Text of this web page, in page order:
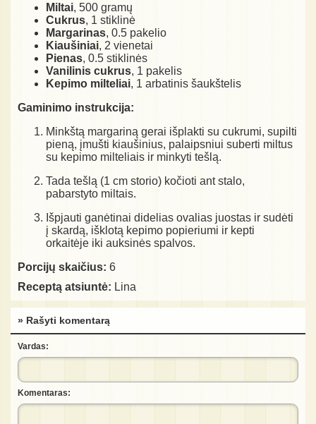
Miltai, 500 gramų
Cukrus, 1 stiklinė
Margarinas, 0.5 pakelio
Kiaušiniai, 2 vienetai
Pienas, 0.5 stiklinės
Vanilinis cukrus, 1 pakelis
Kepimo milteliai, 1 arbatinis šaukštelis
Gaminimo instrukcija:
Minkštą margariną gerai išplakti su cukrumi, supilti
pieną, įmušti kiaušinius, palaipsniui suberti miltus
su kepimo milteliais ir minkyti tešlą.
Tada tešlą (1 cm storio) kočioti ant stalo,
pabarstyto miltais.
Išpjauti ganėtinai didelias ovalias juostas ir sudėti
į skardą, išklotą kepimo popieriumi ir kepti
orkaitėje iki auksinės spalvos.
Porcijų skaičius: 6
Receptą atsiuntė: Lina
» Rašyti komentarą
Vardas:
Komentaras: